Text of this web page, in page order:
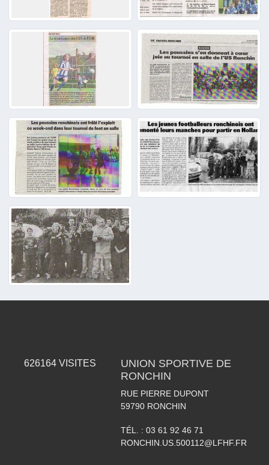
626164 VISITES
UNION SPORTIVE DE
RONCHIN
RUE PIERRE DUPONT
59790 RONCHIN
TÉL. : 03 61 92 46 71
RONCHIN.US.500112@LFHF.FR